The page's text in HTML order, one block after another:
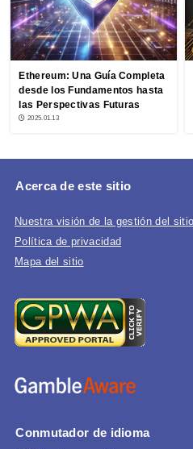
Ethereum: Una Guía Completa
desde los Fundamentos hasta
las Perspectivas Futuras
2025.01.13
Acerca de este sitio
Nuestra visión de la gestión del sitio
Política de privacidad
Mapa del sitio
Conmutador de idioma